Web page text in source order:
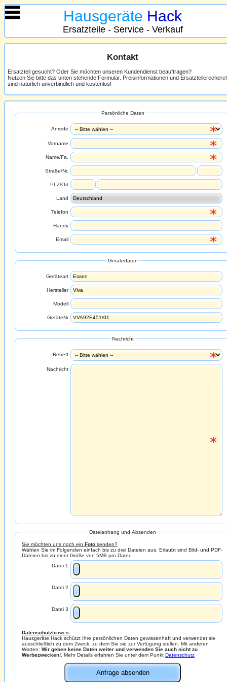
Hausgeräte Hack
Ersatzteile - Service - Verkauf
Kontakt
Ersatzteil gesucht? Oder Sie möchten unseren Kundendienst beauftragen?
Nutzen Sie bitte das unten stehende Formular. Preisinformationen und
sind natürlich unverbindlich und kostenlos!
Persönliche Daten
Anrede
Vorname
Name/Fa.
Straße/Nr.
PLZ/Ort
Land
Telefon
Handy
Email
Gerätedaten
Geräteart
Hersteller
Modell
GeräteNr
Nachricht
Betreff
Nachricht
Dateianhang und Absenden
Sie möchten uns noch ein Foto senden?
Wählen Sie im Folgenden einfach bis zu drei Dateien aus. Erlaubt sind Bild- und PDF-
Dateien bis zu einer Größe von 5MB pro Datei.
Datei 1
Datei 2
Datei 3
Datenschutzhinweis:
Hausgeräte Hack schützt Ihre persönlichen Daten gewissenhaft und verwendet sie
ausschließlich zu dem Zweck, zu dem Sie sie zur Verfügung stellen. Mit anderen
Worten: Wir geben keine Daten weiter und verwenden Sie auch nicht zu
Werbezwecken!. Mehr Details erfahren Sie unter dem Punkt Datenschutz